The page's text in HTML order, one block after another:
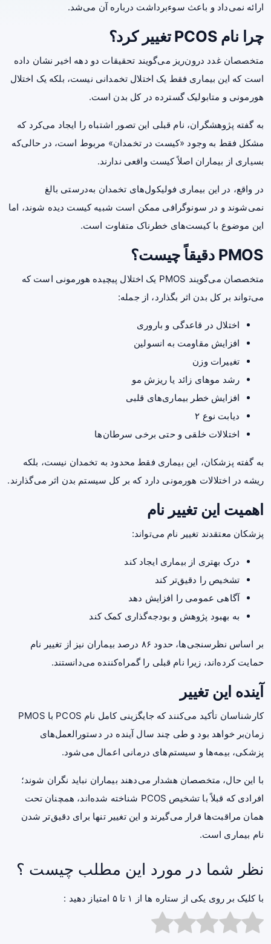
ارائه نمی‌داد و باعث سوءبرداشت درباره آن می‌شد.
چرا نام PCOS تغییر کرد؟
متخصصان غدد درون‌ریز می‌گویند تحقیقات دو دهه اخیر نشان داده
است که این بیماری فقط یک اختلال تخمدانی نیست، بلکه یک اختلال
هورمونی و متابولیک گسترده در کل بدن است.
به گفته پژوهشگران، نام قبلی این تصور اشتباه را ایجاد می‌کرد که
مشکل فقط به وجود «کیست در تخمدان» مربوط است، در حالی‌که
بسیاری از بیماران اصلاً کیست واقعی ندارند.
در واقع، در این بیماری فولیکول‌های تخمدان به‌درستی بالغ
نمی‌شوند و در سونوگرافی ممکن است شبیه کیست دیده شوند، اما
این موضوع با کیست‌های خطرناک متفاوت است.
PMOS دقیقاً چیست؟
متخصصان می‌گویند PMOS یک اختلال پیچیده هورمونی است که
می‌تواند بر کل بدن اثر بگذارد، از جمله:
اختلال در قاعدگی و باروری
افزایش مقاومت به انسولین
تغییرات وزن
رشد موهای زائد یا ریزش مو
افزایش خطر بیماری‌های قلبی
دیابت نوع ۲
اختلالات خلقی و حتی برخی سرطان‌ها
به گفته پزشکان، این بیماری فقط محدود به تخمدان نیست، بلکه
ریشه در اختلالات هورمونی دارد که بر کل سیستم بدن اثر می‌گذارند.
اهمیت این تغییر نام
پزشکان معتقدند تغییر نام می‌تواند:
درک بهتری از بیماری ایجاد کند
تشخیص را دقیق‌تر کند
آگاهی عمومی را افزایش دهد
به بهبود پژوهش و بودجه‌گذاری کمک کند
بر اساس نظرسنجی‌ها، حدود ۸۶ درصد بیماران نیز از تغییر نام
حمایت کرده‌اند، زیرا نام قبلی را گمراه‌کننده می‌دانستند.
آینده این تغییر
کارشناسان تأکید می‌کنند که جایگزینی کامل نام PCOS با PMOS
زمان‌بر خواهد بود و طی چند سال آینده در دستورالعمل‌های
پزشکی، بیمه‌ها و سیستم‌های درمانی اعمال می‌شود.
با این حال، متخصصان هشدار می‌دهند بیماران نباید نگران شوند؛
افرادی که قبلاً با تشخیص PCOS شناخته شده‌اند، همچنان تحت
همان مراقبت‌ها قرار می‌گیرند و این تغییر تنها برای دقیق‌تر شدن
نام بیماری است.
نظر شما در مورد این مطلب چیست ؟
با کلیک بر روی یکی از ستاره ها از ۱ تا ۵ امتیاز دهید :